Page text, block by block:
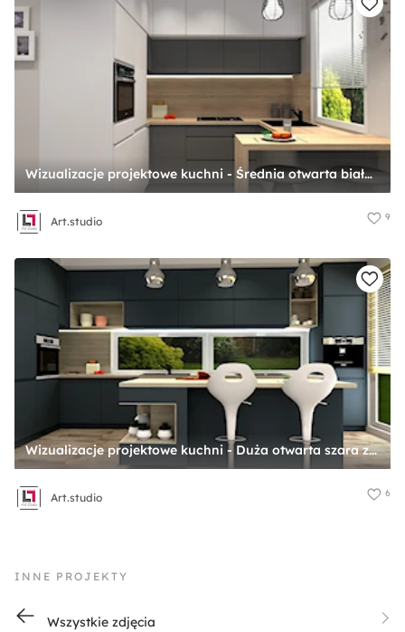
Wizualizacje projektowe kuchni - Średnia otwarta biała z zabudowaną lodówką z nablatowym zlewozmywakiem kuchnia w kształcie litery g z oknem, styl nowoczesny - zdjęcie od Art.studio
Art.studio 9
Wizualizacje projektowe kuchni - Duża otwarta szara z zabudowaną lodówką z nablatowym zlewozmywakiem kuchnia w kształcie litery l z wyspą lub półwyspem z oknem, styl nowoczesny - zdjęcie od Art.studio
Art.studio 6
INNE PROJEKTY
Wszystkie zdjęcia